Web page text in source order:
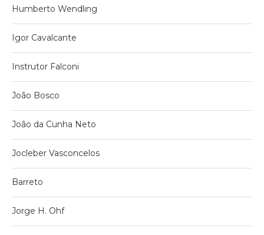
Humberto Wendling
Igor Cavalcante
Instrutor Falconi
João Bosco
João da Cunha Neto
Jocleber Vasconcelos
Barreto
Jorge H. Ohf